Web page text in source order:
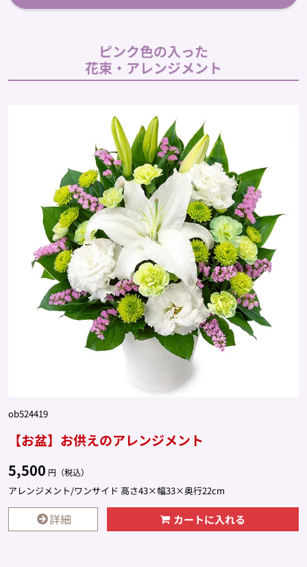
ピンク色の入った
花束・アレンジメント
ob524419
【お盆】お供えのアレンジメント
5,500 円（税込）
アレンジメント/ワンサイド 高さ43×幅33×奥行22cm
詳細 カートに入れる